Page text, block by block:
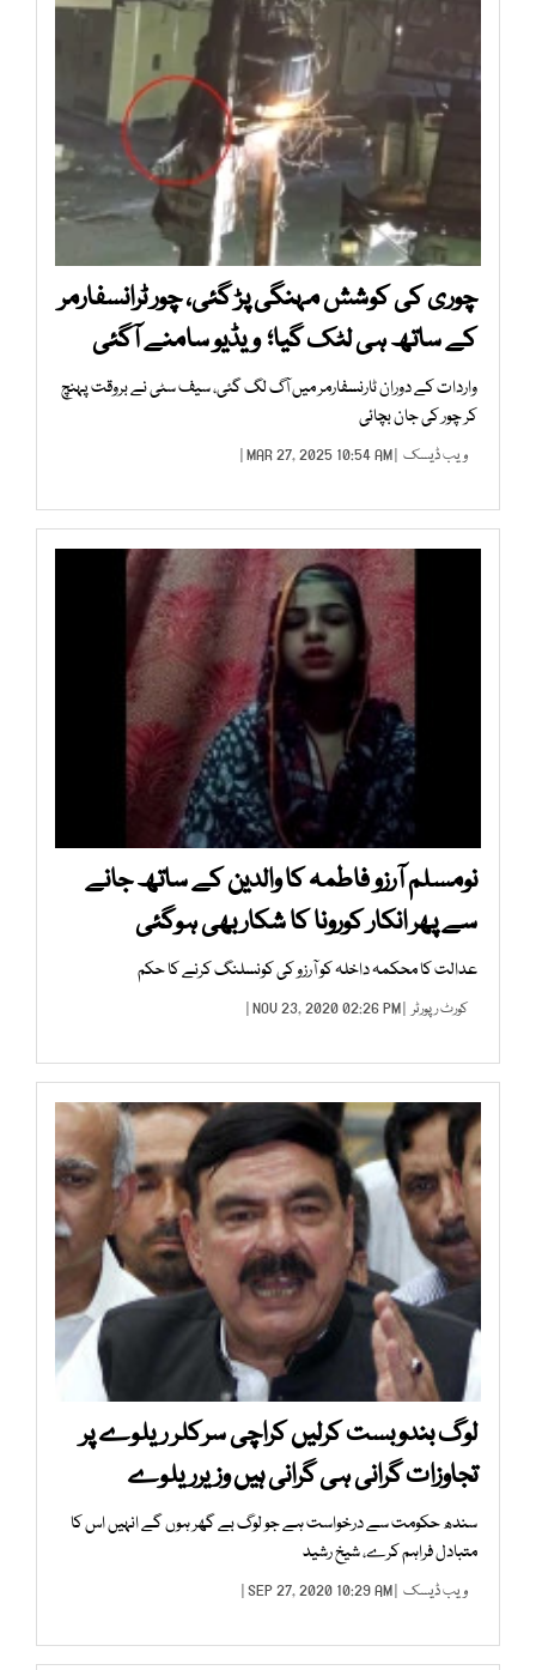
چوری کی کوشش مہنگی پڑ گئی، چور ٹرانسفارمر
کے ساتھ ہی لٹک گیا؛ ویڈیو سامنے آگئی
واردات کے دوران ٹارنسفارمر میں آگ لگ گئی، سیف سٹی نے بروقت پہنچ
کر چور کی جان بچائی
ویب ڈیسک | MAR 27, 2025 10:54 AM |
نومسلم آرزو فاطمہ کا والدین کے ساتھ جانے
سے پھر انکار کورونا کا شکار بھی ہوگئی
عدالت کا محکمہ داخلہ کو آرزو کی کونسلنگ کرنے کا حکم
کورٹ رپورٹر | NOV 23, 2020 02:26 PM |
لوگ بندوبست کرلیں کراچی سرکلر ریلوے پر
تجاوزات گرانی ہی گرانی ہیں وزیرریلوے
سندھ حکومت سے درخواست ہے جو لوگ بے گھر ہوں گے انہیں اس کا
متبادل فراہم کرے، شیخ رشید
ویب ڈیسک | SEP 27, 2020 10:29 AM |